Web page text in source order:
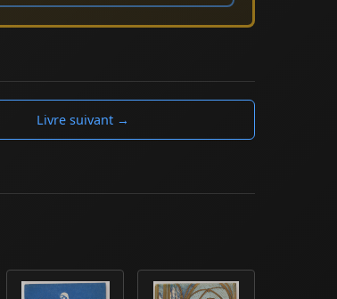
Livre suivant →